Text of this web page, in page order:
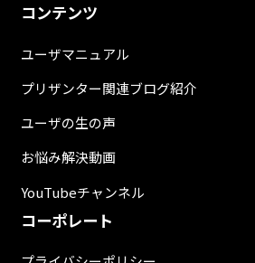
コンテンツ
ユーザマニュアル
プリザンター関連ブログ紹介
ユーザの生の声
お悩み解決動画
YouTubeチャンネル
コーポレート